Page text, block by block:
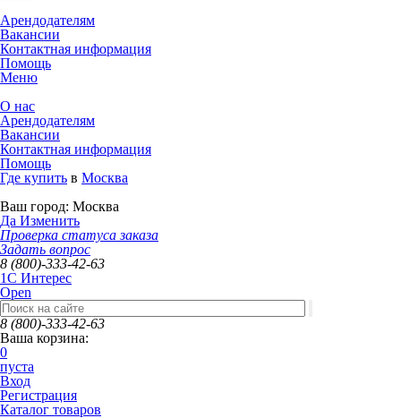
Арендодателям
Вакансии
Контактная информация
Помощь
Меню
О нас
Арендодателям
Вакансии
Контактная информация
Помощь
Где купить в Москва
Ваш город: Москва
Да Изменить
Проверка статуса заказа
Задать вопрос
8 (800)-333-42-63
1C Интерес
Open
8 (800)-333-42-63
Ваша корзина:
0
пуста
Вход
Регистрация
Каталог товаров